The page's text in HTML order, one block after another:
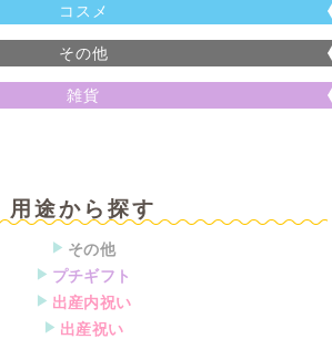
コスメ
その他
雑貨
用途から探す
▶ その他
▶ プチギフト
▶ 出産内祝い
▶ 出産祝い